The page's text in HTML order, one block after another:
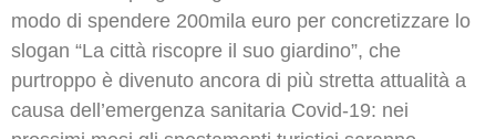
modo di spendere 200mila euro per concretizzare lo
slogan “La città riscopre il suo giardino”, che
purtroppo è divenuto ancora di più stretta attualità a
causa dell’emergenza sanitaria Covid-19: nei